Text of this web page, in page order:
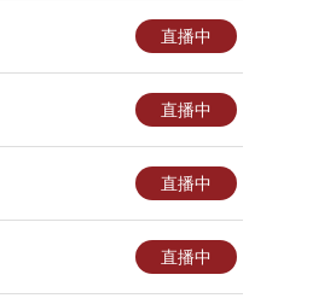
直播中
直播中
直播中
直播中